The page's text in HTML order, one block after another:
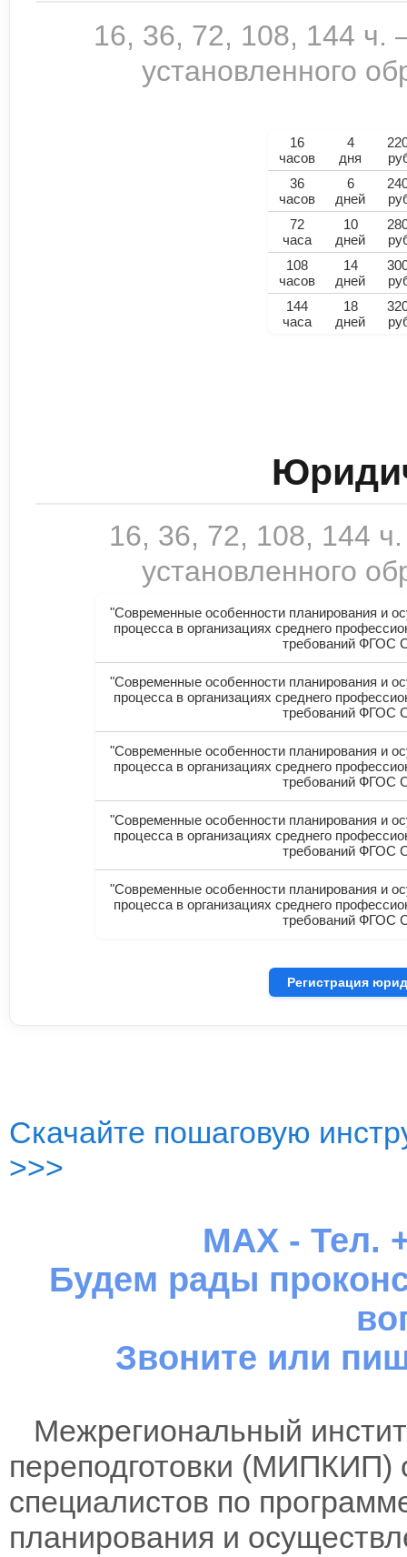
16, 36, 72, 108, 144
установленного
16
часов
4
дня
36
часов
6
дней
72
часа
10
дней
108
часов
14
дней
144
часа
18
дней
16, 36, 72, 108, 144
установленного
"Современные особенности планирования и
процесса в организациях среднего
требований ФГОС
"Современные особенности планирования и
процесса в организациях среднего
требований ФГОС
"Современные особенности планирования и
процесса в организациях среднего
требований ФГОС
"Современные особенности планирования и
процесса в организациях среднего
требований ФГОС
"Современные особенности планирования и
процесса в организациях среднего
требований ФГОС
Регистрация
Скачайте пошаговую
>>>
MAX - Тел.
Будем рады
Звоните или
Межрегиональный
переподготовки (МИПКИП)
специалистов по
планирования и